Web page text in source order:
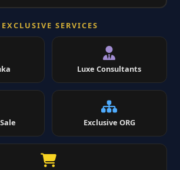
EXCLUSIVE SERVICES
Luxe Consultants
Exclusive ORG